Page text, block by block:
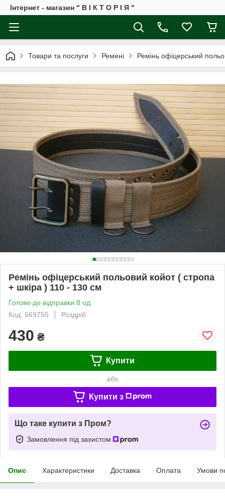
Інтернет - магазин " В І К Т О Р І Я "
Товари та послуги Ремені Ремінь офіцерський
Ремінь офіцерський польовий койот ( стропа
+ шкіра ) 110 - 130 см
Готово до відправки 8 од.
Код: 569755
Роздріб
430 ₴
Купити
або
Купити з
Що таке купити з Пром?
Замовлення під захистом
Опис Характеристики Доставка Оплата Умови